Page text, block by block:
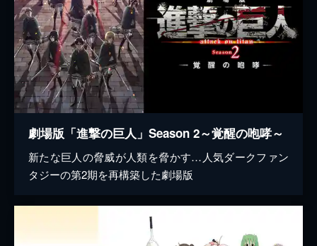
劇場版「進撃の巨人」Season 2～覚醒の咆哮～
新たな巨人の脅威が人類を脅かす…人気ダークファン
タジーの第2期を再構築した劇場版